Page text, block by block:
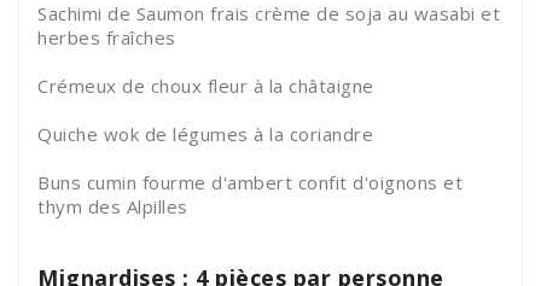
Sachimi de Saumon frais crème de soja au wasabi et
herbes fraîches
Crémeux de choux fleur à la châtaigne
Quiche wok de légumes à la coriandre
Buns cumin fourme d'ambert confit d'oignons et
thym des Alpilles
Mignardises : 4 pièces par personne